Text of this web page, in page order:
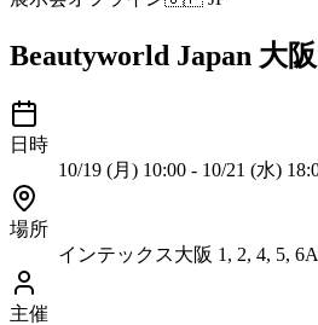
Beautyworld Japan 大
日時
10/19 (月) 10:00 - 10/21 (水)
場所
インテックス大阪 1, 2, 4, 5,
主催